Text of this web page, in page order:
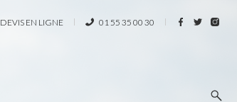
DEVIS EN LIGNE 01 55 35 00 30